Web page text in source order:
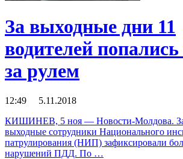
За выходные дни 11
водителей
за рулем
12:49 5.11.2018
КИШИНЕВ, 5 ноя — Новости-Молдова.
выходные сотрудники Национального
патрулирования (НИП) зафиксировали
нарушений ПДД. По …